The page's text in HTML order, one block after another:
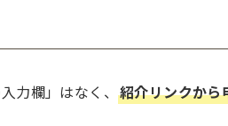
力欄」はなく、 紹介リンクから